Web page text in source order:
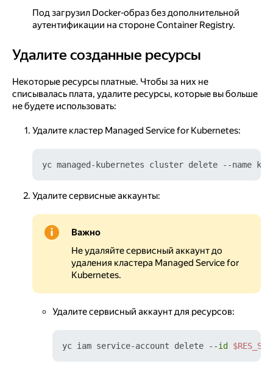
Под загрузил Docker-образ без дополнительной
аутентификации на стороне Container Registry.
Удалите созданные ресурсы
Удалите созданные ресурсы
Некоторые ресурсы платные. Чтобы за них не
списывалась плата, удалите ресурсы, которые вы больше
не будете использовать:
Удалите кластер Managed Service for Kubernetes:
Удалите сервисные аккаунты:
Важно
Не удаляйте сервисный аккаунт до
удаления кластера Managed Service for
Kubernetes.
Удалите сервисный аккаунт для ресурсов:
yc iam service-account delete --id